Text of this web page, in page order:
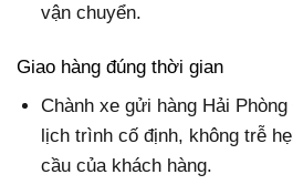
vận chuyển.
Giao hàng đúng thời gian
Chành xe gửi hàng Hải
lịch trình cố định, không trễ
cầu của khách hàng.